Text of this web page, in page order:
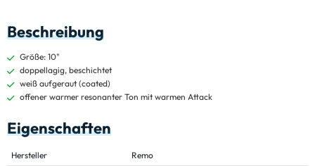
Beschreibung
Größe: 10"
doppellagig, beschichtet
weiß aufgeraut (coated)
offener warmer resonanter Ton mit warmen Attack
Eigenschaften
Hersteller
Remo